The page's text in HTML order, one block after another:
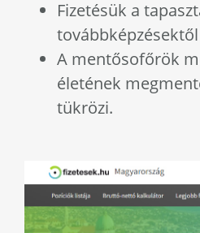
Fizetésük a
A mentősofőrök
életének
tükrözi.